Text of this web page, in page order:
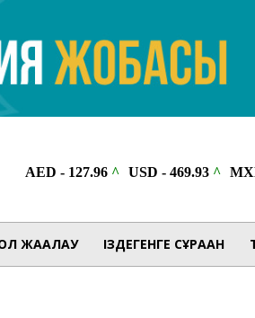
ЖАҒАЛАУ ІЗДЕГЕНГЕ СҰРАҒАН